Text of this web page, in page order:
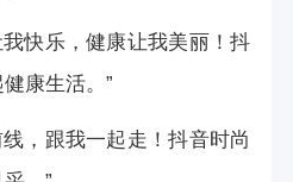
我快乐，健康让我美丽！抖
康生活。”
线，跟我一起走！抖音时尚